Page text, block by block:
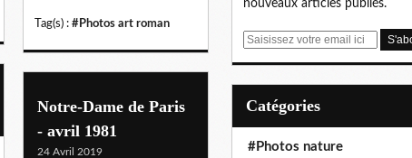
Tag(s) : #Photos art roman
Notre-Dame de Paris
- avril 1981
24 Avril 2019
nouveaux articles publiés.
E
Catégories
#Photos nature